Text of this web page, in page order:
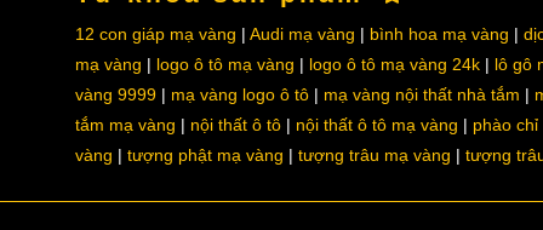
12 con giáp mạ vàng Audi mạ vàng bình hoa mạ vàng
mạ vàng
logo ô tô mạ vàng logo ô tô mạ vàng 24k
lô gô
vàng 9999
mạ vàng logo ô tô mạ vàng nội thất nhà tắm
tắm mạ vàng
nội thất ô tô nội thất ô tô mạ vàng
phào chỉ
vàng
tượng phật mạ vàng tượng trâu mạ vàng tượng